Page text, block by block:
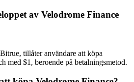
av Velodrome Finance
tillåter användare att köpa
med $1, beroende på betalningsmetod.